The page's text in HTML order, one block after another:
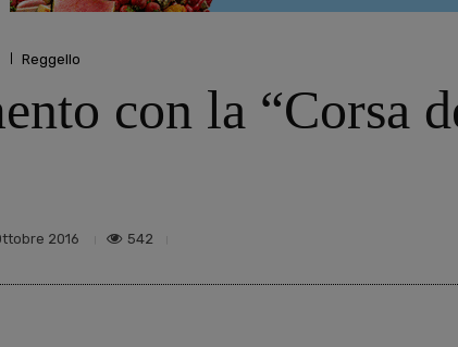
Reggello
con la “Corsa
2016 542